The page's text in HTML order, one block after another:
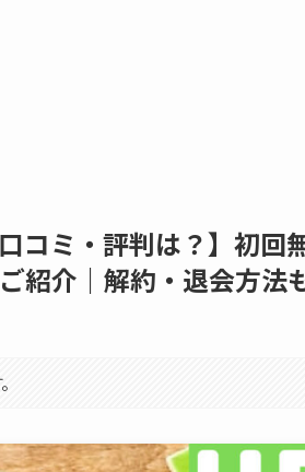
コミ・評判は？】初回
紹介｜解約・退会方法